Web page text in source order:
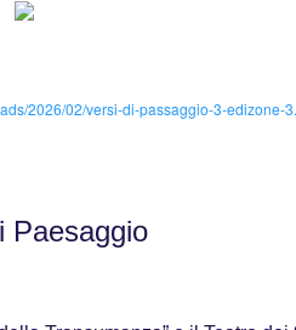
2026/02/versi-di-passaggio-3-edizone-
Paesaggio